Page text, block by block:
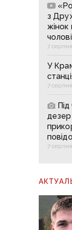
з
жінок
7
У
7
7